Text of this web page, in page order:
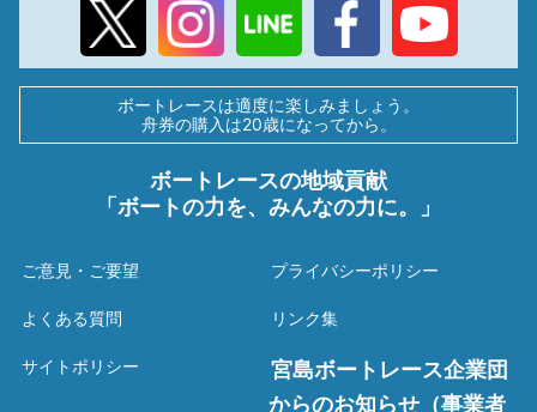
ボートレースは適度に楽しみましょう。
舟券の購入は20歳になってから。
ボートレースの地域貢献
「ボートの力を、みんなの力に。」
ご意見・ご要望
よくある質問
サイトポリシー
プライバシーポリシー
リンク集
宮島ボートレース企業団
からのお知らせ（事業者